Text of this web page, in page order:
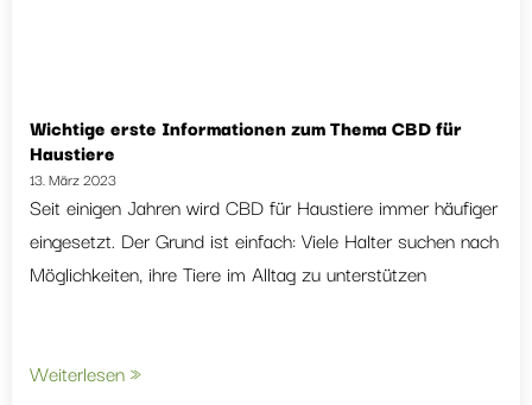
Wichtige erste Informationen zum Thema CBD für
Haustiere
13. März 2023
Seit einigen Jahren wird CBD für Haustiere immer häufiger
eingesetzt. Der Grund ist einfach: Viele Halter suchen nach
Möglichkeiten, ihre Tiere im Alltag zu unterstützen
Weiterlesen »